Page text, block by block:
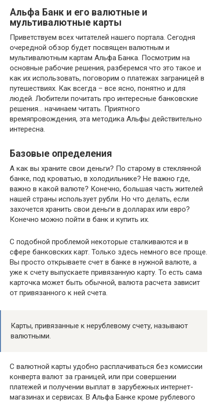
Альфа Банк и его валютные и
мультивалютные карты
Приветствуем всех читателей нашего портала. Сегодня
очередной обзор будет посвящен валютным и
мультивалютным картам Альфа Банка. Посмотрим на
основные рабочие решения, разберемся что это такое и
как их использовать, поговорим о платежах заграницей в
путешествиях. Как всегда – все ясно, понятно и для
людей. Любители почитать про интересные банковские
решения… начинаем читать. Приятного
времяпровождения, эта методика Альфы действительно
интересна.
Базовые определения
А как вы храните свои деньги? По старому в стеклянной
банке, под кроватью, в холодильнике? Не важно где,
важно в какой валюте? Конечно, большая часть жителей
нашей страны использует рубли. Но что делать, если
захочется хранить свои деньги в долларах или евро?
Конечно можно пойти в банк и купить их.
С подобной проблемой некоторые сталкиваются и в
сфере банковских карт. Только здесь немного все проще.
Вы просто открываете счет в банке в нужной валюте, а
уже к счету выпускаете привязанную карту. То есть сама
карточка может быть обычной, валюта расчета зависит
от привязанного к ней счета.
Карты, привязанные к нерублевому счету, называют
валютными.
С валютной карты удобно расплачиваться без комиссии
конверта валют за границей, или при совершении
платежей и получении выплат в зарубежных интернет-
магазинах и сервисах. В Альфа Банке кроме рублевого